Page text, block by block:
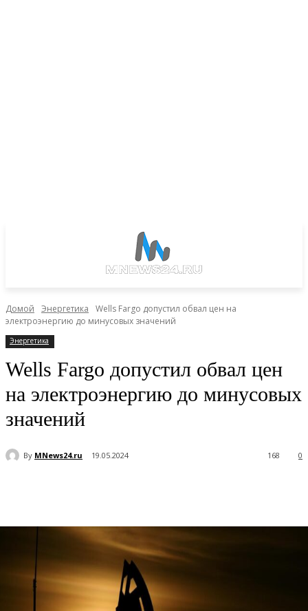
Домой Энергетика
Wells Fargo допустил обвал цен на
электроэнергию до минусовых значений
Энергетика
Wells Fargo допустил обвал цен
на электроэнергию до минусовых
значений
By MNews24.ru 19.05.2024 0
168